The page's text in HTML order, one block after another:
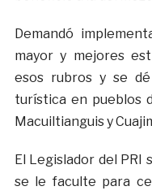
Demandó
mayor y mejores
esos rubros y se
turística en pueblos
Macuiltianguis y
El Legislador del PRI
se le faculte para